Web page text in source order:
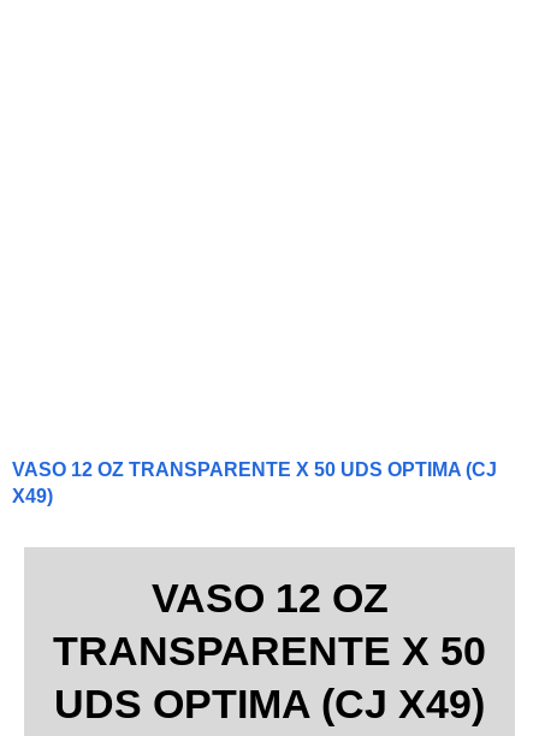
VASO 12 OZ TRANSPARENTE X 50 UDS OPTIMA (CJ
X49)
VASO 12 OZ
TRANSPARENTE X 50
UDS OPTIMA (CJ X49)